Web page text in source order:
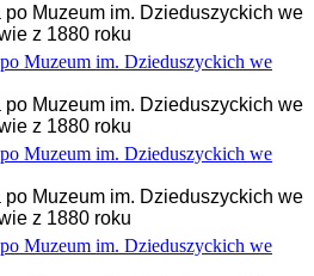
Muzeum im. Dzieduszyckich we
z 1880 roku
Muzeum im. Dzieduszyckich we
z 1880 roku
Muzeum im. Dzieduszyckich we
z 1880 roku